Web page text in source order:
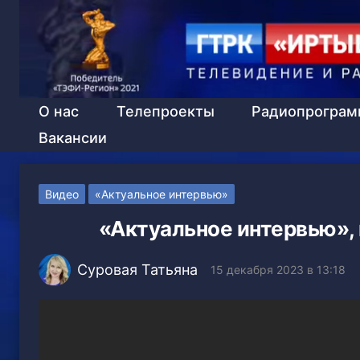
О нас Телепроекты
Вакансии
Видео «Актуальное интервью»
«Актуальное
Суровая Татьяна 15 декабря 2023 в 13:18